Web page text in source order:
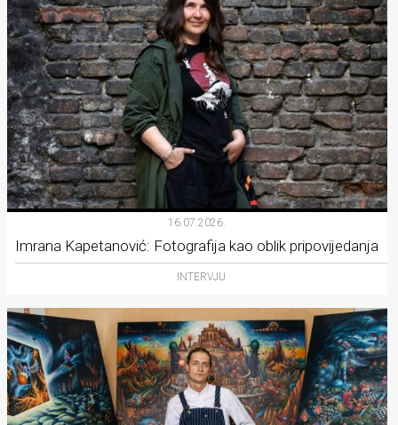
16.07.2026.
Imrana Kapetanović: Fotografija kao oblik pripovijedanja
INTERVJU